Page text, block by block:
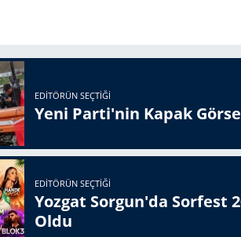
EDITÖRÜN SEÇTIĞI
Yeni Parti'nin Kapak
EDITÖRÜN SEÇTIĞI
Yozgat Sorgun'da Sorfest
Oldu